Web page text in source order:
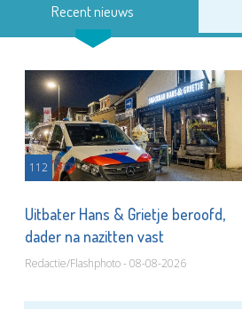
Recent nieuws
112
Uitbater Hans & Grietje beroofd,
dader na nazitten vast
Redactie/Flashphoto - 08-08-2026